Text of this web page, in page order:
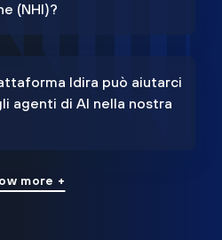
(NHI)?
Idira può aiutarci
agenti di AI nella nostra
more +